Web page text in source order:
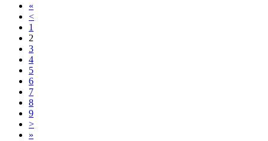
«
<
1
2
3
4
5
6
7
8
9
>
»